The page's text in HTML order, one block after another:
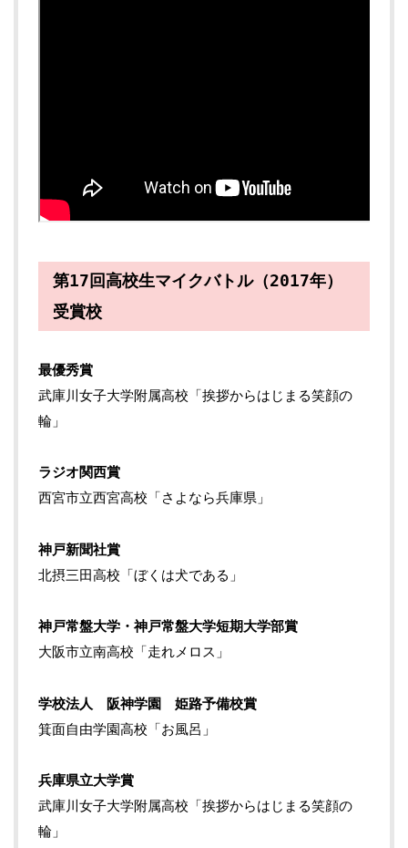
第17回高校生マイクバトル（2017年）
受賞校
最優秀賞
武庫川女子大学附属高校「挨拶からはじまる笑顔の
輪」
ラジオ関西賞
西宮市立西宮高校「さよなら兵庫県」
神戸新聞社賞
北摂三田高校「ぼくは犬である」
神戸常盤大学・神戸常盤大学短期大学部賞
大阪市立南高校「走れメロス」
学校法人 阪神学園 姫路予備校賞
箕面自由学園高校「お風呂」
兵庫県立大学賞
武庫川女子大学附属高校「挨拶からはじまる笑顔の
輪」